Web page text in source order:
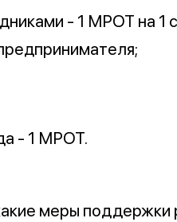
- 1 МРОТ на 1
- 1 МРОТ.
меры поддержки